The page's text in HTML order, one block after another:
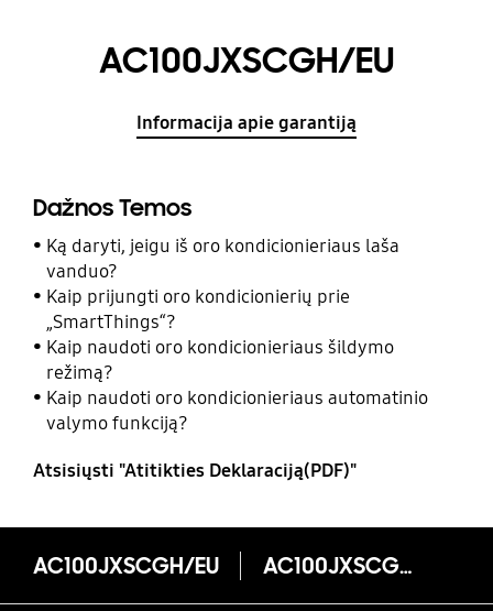
AC100JXSCGH/EU
Informacija apie garantiją
Dažnos Temos
Ką daryti, jeigu iš oro kondicionieriaus laša
vanduo?
Kaip prijungti oro kondicionierių prie
„SmartThings“?
Kaip naudoti oro kondicionieriaus šildymo
režimą?
Kaip naudoti oro kondicionieriaus automatinio
valymo funkciją?
Atsisiųsti "Atitikties Deklaraciją(PDF)"
AC100JXSCGH/EU AC100JXSCGH/EU